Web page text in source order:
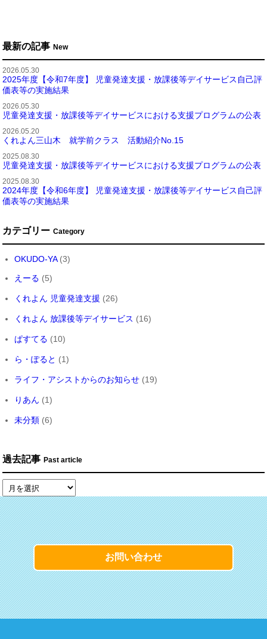
最新の記事 New
2026.05.30
2025年度【令和7年度】 児童発達支援・放課後等デイサービス自己評
価表等の実施結果
2026.05.30
児童発達支援・放課後等デイサービスにおける支援プログラムの公表
2026.05.20
くれよん三山木 就学前クラス 活動紹介No.15
2025.08.30
児童発達支援・放課後等デイサービスにおける支援プログラムの公表
2025.08.30
2024年度【令和6年度】 児童発達支援・放課後等デイサービス自己評
価表等の実施結果
カテゴリー Category
OKUDO-YA(3)
えーる (5)
くれよん 児童発達支援 (26)
くれよん 放課後等デイサービス (16)
ぱすてる (10)
ら・ぽると (1)
ライフ・アシストからのお知らせ (19)
りあん (1)
未分類 (6)
過去記事 Past article
お問い合わせ